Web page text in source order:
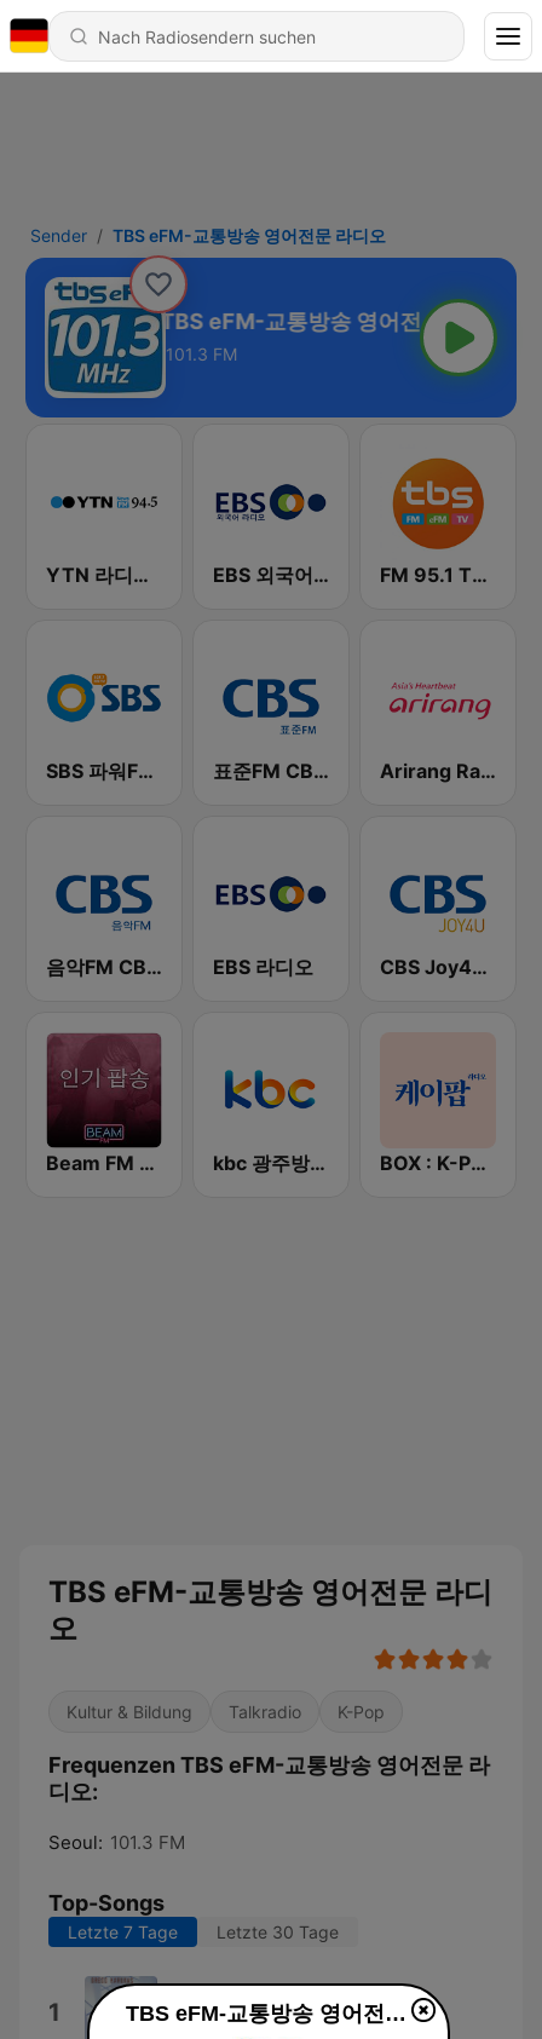
Sender TBS eFM-교통방송 영어전문 라디오
TBS eFM-교통방송 영어전문 라디오
101.3 FM
YTN 라디오 (YTN FM) - 24 Hours News Channel EBS 외국어 라디오 (i-radio) FM 95.1 TBS fm
SBS 파워FM-SBS 라디오 표준FM CBS 라디오 (Standard FM) Arirang Radio
음악FM CBS 라디오 (Music FM) EBS 라디오 CBS Joy4U-CBS 라디오
Beam FM - 취향저격 감각 팝송 kbc 광주방송 MyFM BOX : K-POP 케이팝
TBS eFM-교통방송 영어전문 라디
오
Kultur & Bildung Talkradio K-Pop
Frequenzen TBS eFM-교통방송 영어전문 라
디오:
Seoul: 101.3 FM
Top-Songs
Letzte 7 Tage Letzte 30 Tage
1 London Underground
Gregg Karukas
TBS eFM-교통방송 영어전문 라디오 live